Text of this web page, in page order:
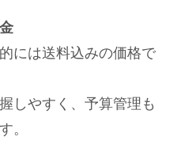
には送料込みの価格で
しやすく、予算管理も
。